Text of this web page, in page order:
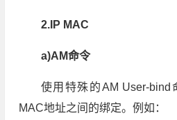
2.IP MAC
a)AM命令
使用特殊的AM User-
MAC地址之间的绑定。例如：